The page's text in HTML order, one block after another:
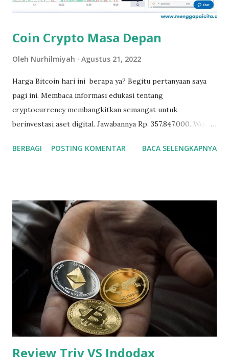
usaha. Pengembangan bisnis tentunya bisa jadi lebih mudah
Coin Crypto Masa Depan
Oleh Nurhilmiyah Agustus 21, 2022
Harga Bitcoin hari ini berapa ya? Begitu pertanyaan saya
pagi ini. Membaca informasi edukasi tentang
cryptocurrency membangkitkan semangat untuk
berinvestasi aset digital. Jawabannya Rp. 357.847.000. Wow,
Bitcoin itu US$0 lho, alias belum berharga. Bahkan dilansir
teknologi yang semakin maju tak luput memengaruhi pula
cara orang berinvestasi. Dari investasi emas sejak zaman
baheula, hingga berinvestasi lewat aset digital seperti
sekarang ini. Adapun aset crypto yang terpopuler dan
menjadi primadona nomor satu di samping aset digital
lainnya adalah Bitcoin. Dirilis dari berbagai sumber, Bitcoin
adalah mata uang digital terdesentralisasi yang dapat
ditransfer pada jaringan bitcoin peer-to-peer. Mata uang
Bitcoin mulai digunakan pada ...
BERBAGI POSTING KOMENTAR BACA SELENGKAPNYA
Review Triv VS Indodax